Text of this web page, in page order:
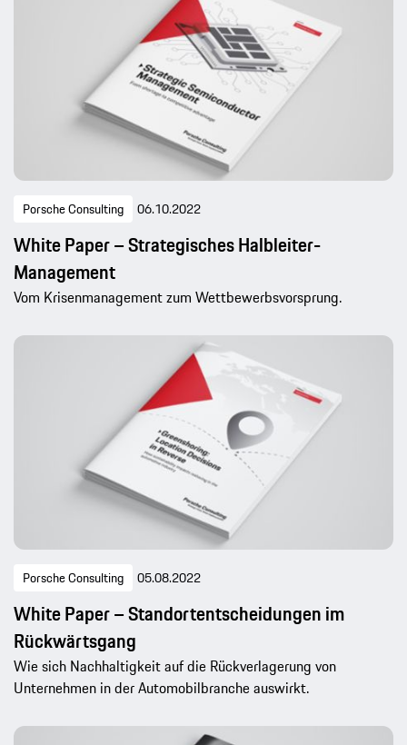
Porsche Consulting 06.10.2022
White Paper – Strategisches Halbleiter-
Management
Vom Krisenmanagement zum Wettbewerbsvorsprung.
Porsche Consulting 05.08.2022
White Paper – Standortentscheidungen im
Rückwärtsgang
Wie sich Nachhaltigkeit auf die Rückverlagerung von
Unternehmen in der Automobilbranche auswirkt.